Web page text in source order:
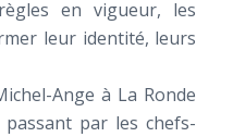
en vigueur, les
leur identité, leurs
Ange à La Ronde
par les chefs-